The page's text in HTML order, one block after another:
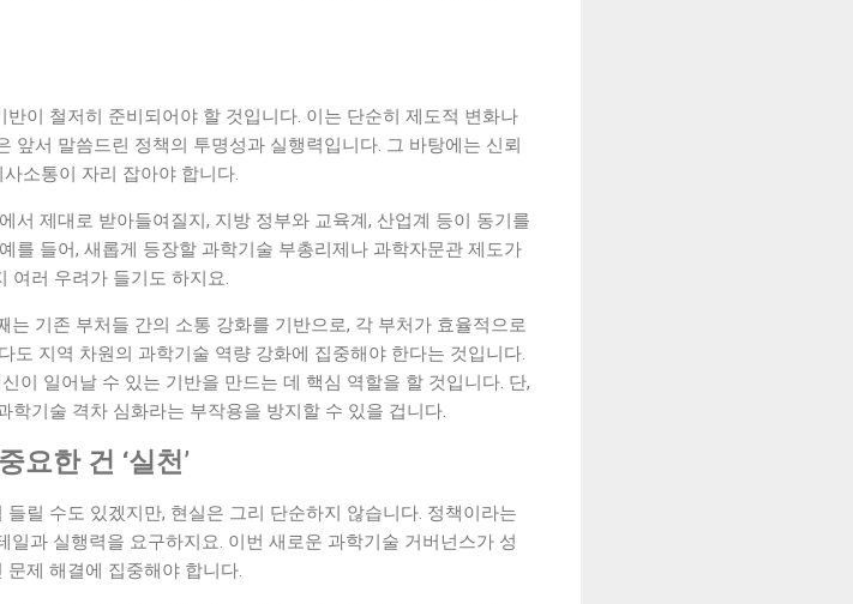
이 철저히 준비되어야 할 것입니다. 이는 단순히 제도적 변화나
앞서 말씀드린 정책의 투명성과 실행력입니다. 그 바탕에는 신뢰
소통이 자리 잡아야 합니다.
서 제대로 받아들여질지, 지방 정부와 교육계, 산업계 등이 동기를
를 들어, 새롭게 등장할 과학기술 부총리제나 과학자문관 제도가
여러 우려가 들기도 하지요.
기존 부처들 간의 소통 강화를 기반으로, 각 부처가 효율적으로
도 지역 차원의 과학기술 역량 강화에 집중해야 한다는 것입니다.
이 일어날 수 있는 기반을 만드는 데 핵심 역할을 할 것입니다. 단,
기술 격차 심화라는 부작용을 방지할 수 있을 겁니다.
요한 건 ‘실천’
릴 수도 있겠지만, 현실은 그리 단순하지 않습니다. 정책이라는
과 실행력을 요구하지요. 이번 새로운 과학기술 거버넌스가 성
제 해결에 집중해야 합니다.